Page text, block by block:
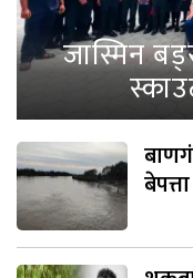
जास्मिन
बेपत्ता